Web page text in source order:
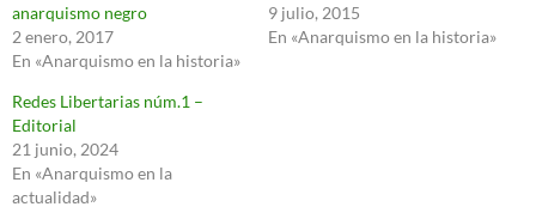
anarquismo negro
2 enero, 2017
En «Anarquismo en la historia»
9 julio, 2015
En «Anarquismo en la historia»
Redes Libertarias núm.1 –
Editorial
21 junio, 2024
En «Anarquismo en la
actualidad»